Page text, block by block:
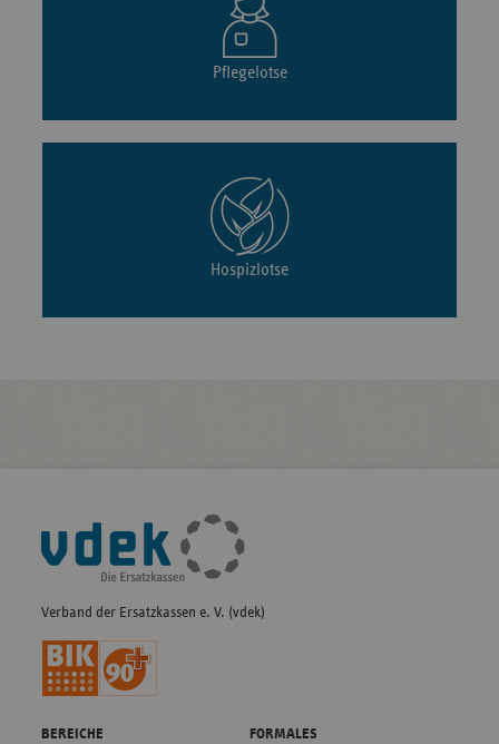
Pflegelotse
Hospizlotse
Fußleisten-
Navigation
Verband der Ersatzkassen e. V. (vdek)
BEREICHE FORMALES